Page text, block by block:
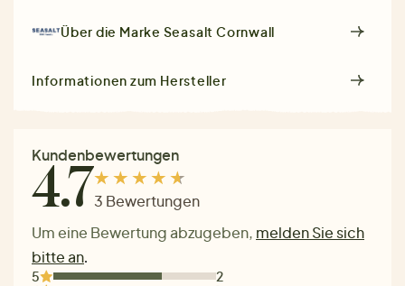
Über die Marke Seasalt Cornwall
Informationen zum Hersteller
Kundenbewertungen
4.73 Bewertungen
Um eine Bewertung abzugeben, melden Sie sich
bitte an.
5
2